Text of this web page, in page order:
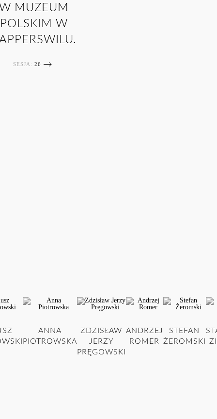
W MUZEUM
POLSKIM W
SESJA: 26
ANNA
PIOTROWSKA
ZDZISŁAW
JERZY
PRĘGOWSKI
ANDRZEJ
ROMER
STEFAN
ŻEROMSKI